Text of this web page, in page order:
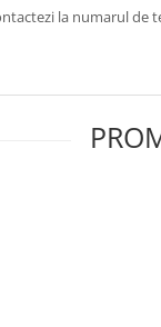
la numarul de